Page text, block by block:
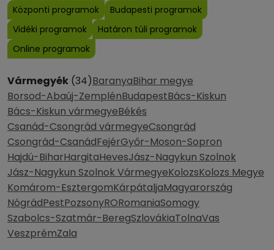
Központi programok
Budapesti programok
Vidéki programok
Határon túli programok
Online programok
Vármegyék (34)BaranyaBihar megye
Borsod-Abaúj-ZemplénBudapestBács-Kiskun
Bács-Kiskun vármegyeBékés
Csanád-Csongrád vármegyeCsongrád
Csongrád-CsanádFejérGyőr-Moson-Sopron
Hajdú-BiharHargitaHevesJász-Nagykun Szolnok
Jász-Nagykun Szolnok VármegyeKolozsKolozs Megye
Komárom-EsztergomKárpátaljaMagyarország
NógrádPestPozsonyRORomaniaSomogy
Szabolcs-Szatmár-BeregSzlovákiaTolnaVas
VeszprémZala